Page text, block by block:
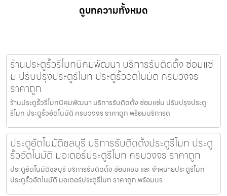
ดูบทความทั้งหมด
ร้านประตูรั้วรีโมทนิคมพัฒนา บริการรับติดตั้ง ซ่อมแซ่
ม ปรับปรุงประตูรีโมท ประตูรั้วอัตโนมัติ ครบวงจร
ราคาถูก
ร้านประตูรั้วรีโมทนิคมพัฒนา บริการรับติดตั้ง ซ่อมแซ่ม ปรับปรุงประตู
รีโมท ประตูรั้วอัตโนมัติ ครบวงจร ราคาถูก พร้อมบริการด
ประตูอัตโนมัติชลบุรี บริการรับติดตั้งประตูรีโมท ประตู
รั้วอัตโนมัติ มอเตอร์ประตูรีโมท ครบวงจร ราคาถูก
ประตูอัตโนมัติชลบุรี บริการรับติดตั้ง ซ่อมแซม และ จำหน่ายประตูรีโมท
ประตูรั้วอัตโนมัติ มอเตอร์ประตูรีโมท ราคาถูก พร้อมบร